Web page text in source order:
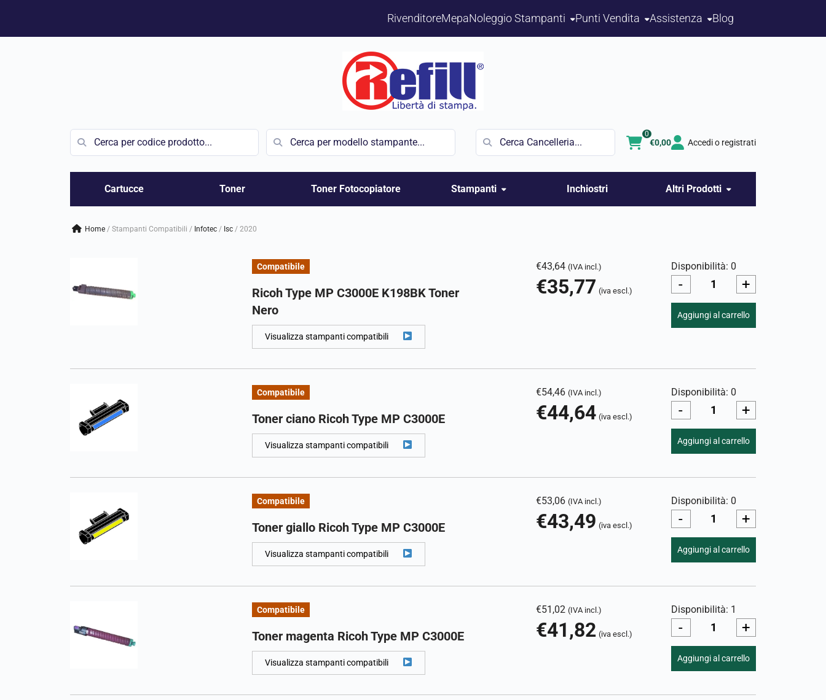
RivenditoreMepaNoleggio Stampanti Punti Vendita Assistenza Blog
Vai
€0,00
0
Accedi o registrati
Cartucce Toner Toner Fotocopiatore Stampanti Inchiostri Altri Prodotti
Home / Stampanti Compatibili / infotec / isc / 2020
Compatibile
Ricoh Type MP C3000E K198BK Toner
Nero
Visualizza stampanti compatibili
€43,64 (IVA incl.)
€35,77 (iva escl.)
Disponibilità: 0
- +
Aggiungi al carrello
Compatibile
Toner ciano Ricoh Type MP C3000E
Visualizza stampanti compatibili
€54,46 (IVA incl.)
€44,64 (iva escl.)
Disponibilità: 0
- +
Aggiungi al carrello
Compatibile
Toner giallo Ricoh Type MP C3000E
Visualizza stampanti compatibili
€53,06 (IVA incl.)
€43,49 (iva escl.)
Disponibilità: 0
- +
Aggiungi al carrello
Compatibile
Toner magenta Ricoh Type MP C3000E
Visualizza stampanti compatibili
€51,02 (IVA incl.)
€41,82 (iva escl.)
Disponibilità: 1
- +
Aggiungi al carrello